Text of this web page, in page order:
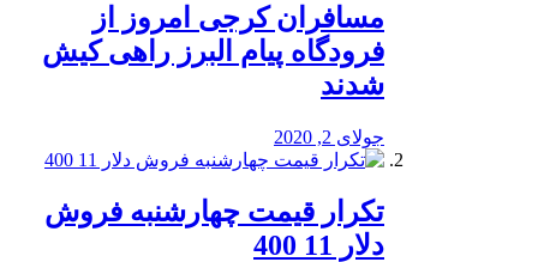
مسافران کرجی امروز از
فرودگاه پیام البرز راهی کیش
شدند
جولای 2, 2020
تکرار قیمت چهارشنبه فروش
دلار 11 400